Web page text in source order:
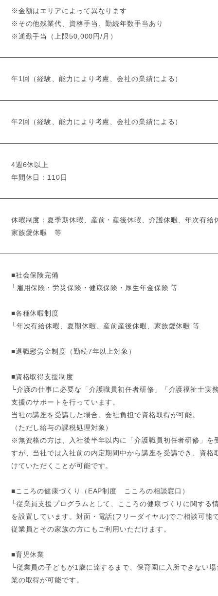
※金額はエリアによって異なります
※その他残業代、資格手当、勤続年数手当あり
※通勤手当（上限50,000円/月）
年1回（経験、能力により考慮、会社の業績による）
年2回（経験、能力により考慮、会社の業績による）
4週6休以上
年間休日：110日
休暇制度：夏季期休暇、産前・産後休暇、介護休暇、年次有給
家族愛休暇 等
■社会保険完備
└雇用保険・労災保険・健康保険・厚生年金保険 等
■各種休暇制度
└年次有給休暇、夏期休暇、産前産後休暇、家族愛休暇 等
■退職慰労金制度（勤続7年以上対象）
■資格取得支援制度
└介護の仕事に必要な「介護職員初任者研修」「介護福祉士実
支援のサポートを行っています。
当社の講座を受講した場合、会社負担で資格取得が可能。
（ただし給与の課税処理対象）
※無資格の方は、入社後半年以内に「介護職員初任者研修」を
すが、当社では入社前の内定期間中から講座を受講でき、資格
けていただくことが可能です。
■こころの健康づくり（EAP制度 こころの相談窓口）
└従業員支援プログラムとして、こころの健康づくりに関する
を設置しています。対面・電話(フリーダイヤル)でご相談可能で
従業員とその家族の方にもご利用いただけます。
■育児休業
└従業員の子どもが1歳に達するまで、保育園に入所できない
業の取得が可能です。